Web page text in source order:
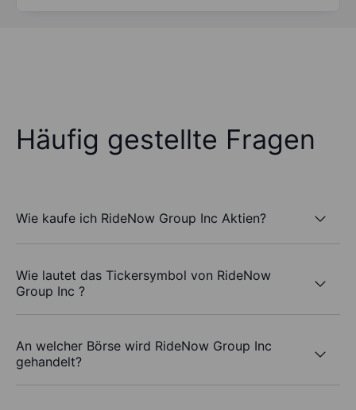
Häufig gestellte Fragen
Wie kaufe ich RideNow Group Inc Aktien?
Wie lautet das Tickersymbol von RideNow
Group Inc ?
An welcher Börse wird RideNow Group Inc
gehandelt?